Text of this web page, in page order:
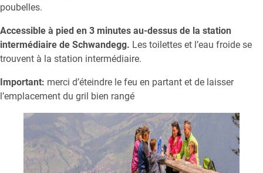
poubelles.
Accessible à pied en 3 minutes au-dessus de la station
intermédiaire de Schwandegg. Les toilettes et l’eau froide se
trouvent à la station intermédiaire.
Important: merci d’éteindre le feu en partant et de laisser
l’emplacement du gril bien rangé